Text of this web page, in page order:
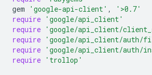
gem
'google-api-client' ,
'>0.7'
require 'google/api_client'
require 'google/api_client/
require 'google/api_client/auth/
require 'google/api_client/auth/
require 'trollop'